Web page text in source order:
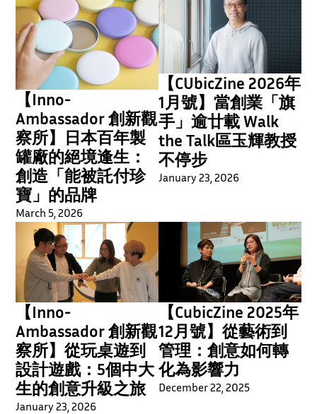
【Inno-
Ambassador 創新觀
察所】日本百年製
罐廠的絕境逢生：
創造「能被託付珍
寶」的品牌
March 5, 2026
【CUbicZine 2026年
1月號】當創業「旗
手」逾廿載 Walk
the Talk區玉輝教授
不停步
January 23, 2026
【Inno-
Ambassador 創新觀
察所】從玩桌遊到
設計遊戲：5個中大
生的創意升級之旅
January 23, 2026
【CubicZine 2025年
12月號】從藝術到
管理：創意如何轉
化為影響力
December 22, 2025